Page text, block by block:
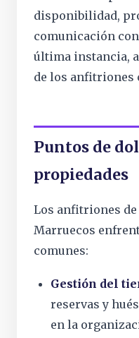
disponibilidad,
comunicación
última instancia,
de los anfitriones
Puntos de
propiedades
Los anfitriones
Marruecos
comunes:
Gestión del
reservas y
en la